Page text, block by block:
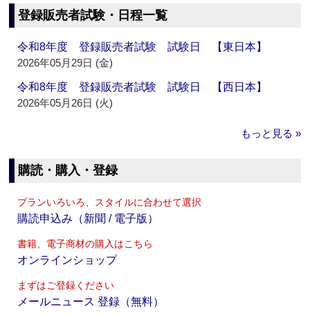
登録販売者試験・日程一覧
令和8年度 登録販売者試験 試験日 【東日本】
2026年05月29日 (金)
令和8年度 登録販売者試験 試験日 【西日本】
2026年05月26日 (火)
もっと見る »
購読・購入・登録
プランいろいろ、スタイルに合わせて選択
購読申込み（新聞 / 電子版）
書籍、電子商材の購入はこちら
オンラインショップ
まずはご登録ください
メールニュース 登録（無料）